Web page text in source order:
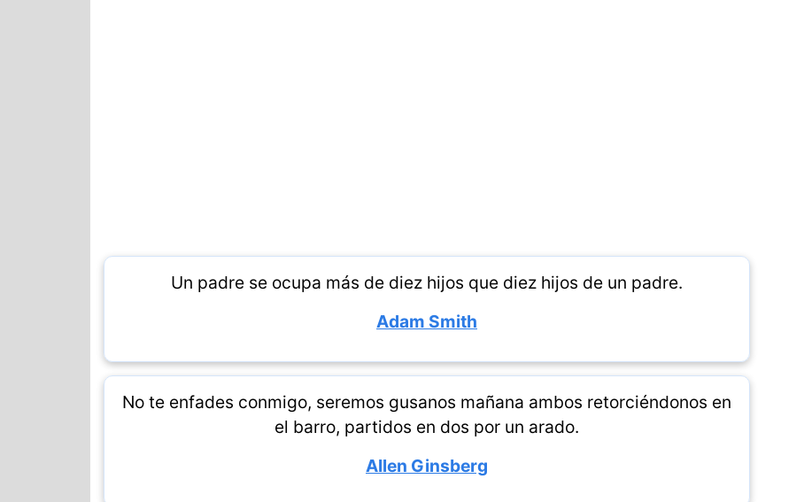
Un padre se ocupa más de diez hijos que diez hijos de un padre.
Adam Smith
No te enfades conmigo, seremos gusanos mañana ambos retorciéndonos en
el barro, partidos en dos por un arado.
Allen Ginsberg